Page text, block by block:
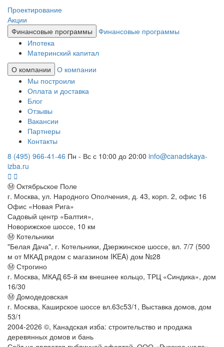
Проектирование
Акции
Финансовые программы
Финансовые программы
Ипотека
Материнский капитал
О компании
О компании
Мы построили
Оплата и доставка
Блог
Отзывы
Вакансии
Партнеры
Контакты
8 (495) 966-41-46 Пн - Вс с 10:00 до 20:00 info@canadskaya-
izba.ru
Ⓜ Октябрьское Поле
г. Москва, ул. Народного Ополчения, д. 43, корп. 2, офис 16
Офис «Новая Рига»
Садовый центр «Балтия»,
Новорижское шоссе, 10 км
Ⓜ Котельники
"Белая Дача", г. Котельники, Дзержинское шоссе, вл. 7/7 (500
м от МКАД рядом с магазином IKEA) дом №28
Ⓜ Строгино
г. Москва, МКАД 65-й км внешнее кольцо, ТРЦ «Синдика», дом
16/30
Ⓜ Домодедовская
г. Москва, Каширское шоссе вл.63с53/1, Выставка домов, дом
53/1
2004-2026 ©, Канадская изба: строительство и продажа
деревянных домов и бань